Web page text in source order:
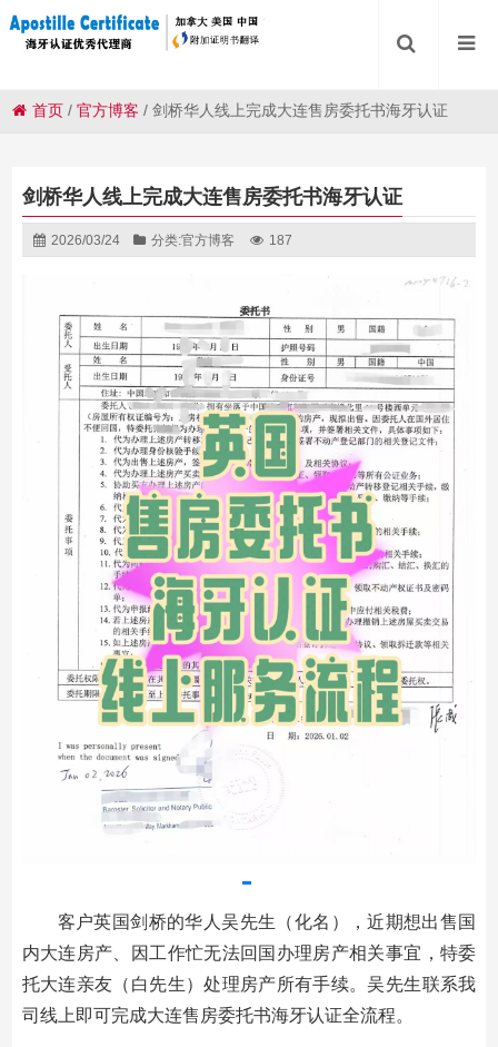
首页 /官方博客 /剑桥华人线上完成大连售房委托书海牙认证
剑桥华人线上完成大连售房委托书海牙认证
2026/03/24 分类:官方博客 187
客户英国剑桥的华人吴先生（化名），近期想出售国
内大连房产、因工作忙无法回国办理房产相关事宜，特委
托大连亲友（白先生）处理房产所有手续。吴先生联系我
司线上即可完成大连售房委托书海牙认证全流程。